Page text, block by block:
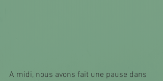
A midi, nous avons fait une pause dans